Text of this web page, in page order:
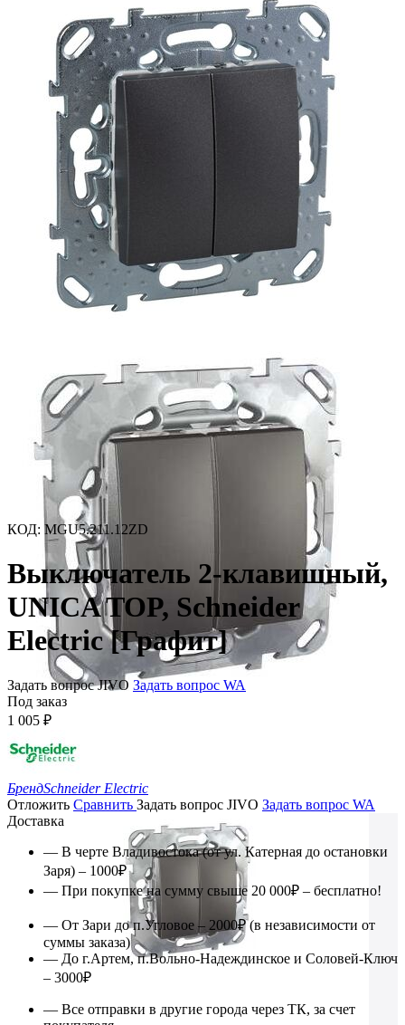
КОД: MGU5.211.12ZD
Выключатель 2-клавишный,
UNICA TOP, Schneider
Electric [Графит]
Задать вопрос JIVO Задать вопрос WA
Под заказ
1 005 ₽
БрендSchneider Electric
Отложить Сравнить Задать вопрос JIVO Задать вопрос WA
Доставка
— В черте Владивостока (от ул. Катерная до остановки
Заря) – 1000₽
— При покупке на сумму свыше 20 000₽ – бесплатно!
— От Зари до п.Угловое – 2000₽ (в независимости от
суммы заказа)
— До г.Артем, п.Вольно-Надеждинское и Соловей-Ключ
– 3000₽
— Все отправки в другие города через ТК, за счет